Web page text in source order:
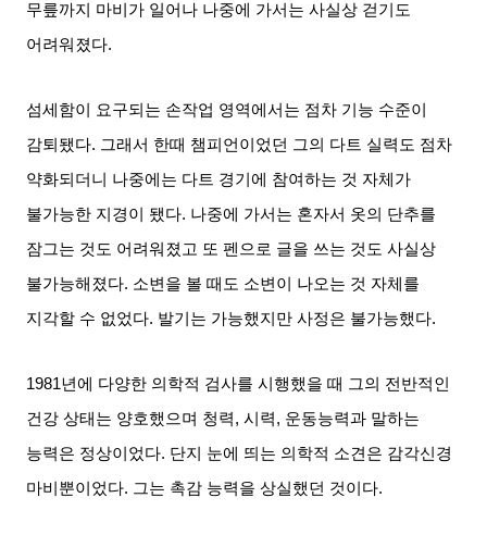
무릎까지 마비가 일어나 나중에 가서는 사실상 걷기도
어려워졌다.
섬세함이 요구되는 손작업 영역에서는 점차 기능 수준이
감퇴됐다. 그래서 한때 챔피언이었던 그의 다트 실력도 점차
약화되더니 나중에는 다트 경기에 참여하는 것 자체가
불가능한 지경이 됐다. 나중에 가서는 혼자서 옷의 단추를
잠그는 것도 어려워졌고 또 펜으로 글을 쓰는 것도 사실상
불가능해졌다. 소변을 볼 때도 소변이 나오는 것 자체를
지각할 수 없었다. 발기는 가능했지만 사정은 불가능했다.
1981년에 다양한 의학적 검사를 시행했을 때 그의 전반적인
건강 상태는 양호했으며 청력,시력, 운동능력과 말하는
능력은 정상이었다. 단지 눈에 띄는 의학적 소견은 감각신경
마비뿐이었다. 그는 촉감 능력을 상실했던 것이다.